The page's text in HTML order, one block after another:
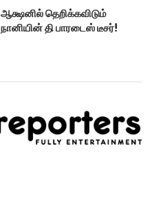
ஆக்ஷனில் தெறிக்கவிடும்
நானியின் தி பாரடைஸ் டீசர்!